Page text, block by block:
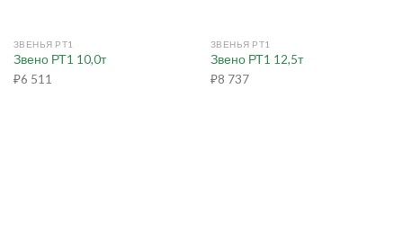
ЗВЕНЬЯ РТ1
Звено РТ1 10,0т
₽6 511
ЗВЕНЬЯ РТ1
Звено РТ1 12,5т
₽8 737